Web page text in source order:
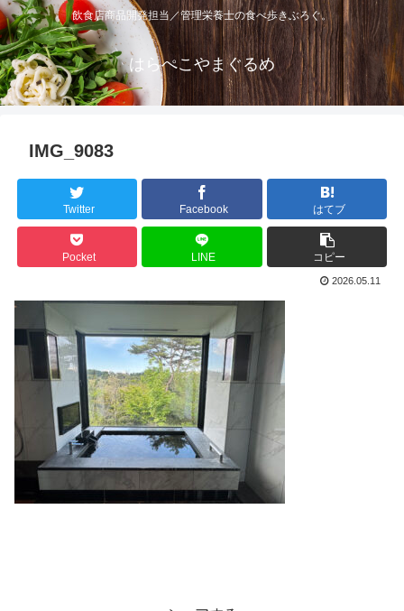
飲食店商品開発担当／管理栄養士の食べ歩きぶろぐ。
はらぺこやまぐるめ
IMG_9083
Twitter Facebook はてブ
Pocket LINE コピー
2026.05.11